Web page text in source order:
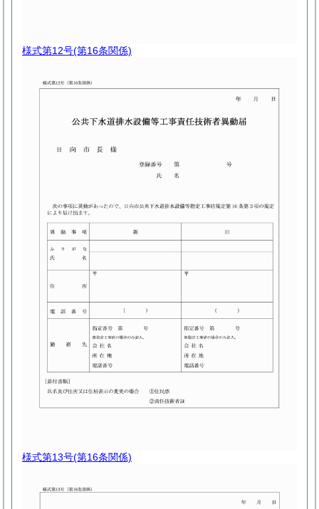
様式第12号(第16条関係)
様式第13号(第16条関係)